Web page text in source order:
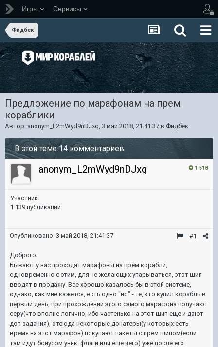
Игры Сервисы
Фидбек
Предложение по марафонам на прем
кораблики
Автор: anonym_L2mWyd9nDJxq, 3 май 2018, 21:41:37 в Фидбек
В этой теме 14 комментариев
1 518
anonym_L2mWyd9nDJxq
Участник
1 139 публикаций
#1
Опубликовано: 3 май 2018, 21:41:37
Доброго.
Бывают у нас проходят марафоны на прем корабли,
одновременно с этим, для не желающих упарываться, этот шип
вводят в продажу. Все хорошо казалось бы в этой системе,
однако, как мне кажется, есть одно "но" - те, кто купил корабль в
первый день, при прохождении этого самого марафона получают
серу(что вполне логично, ибо частенько на этот шип еще и дают
доп задания), отсюда некоторые донатеры(у которых есть
время на этот марафон) покупают пакеты с прем шипом(если
там идут бонусом уник. флаги или еще чего) уже после его